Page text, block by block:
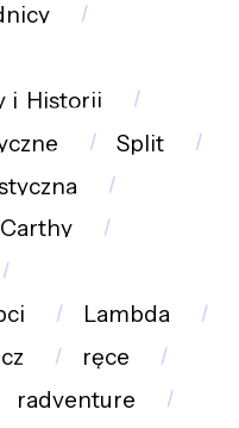
Split
Lambda
ręce
radventure